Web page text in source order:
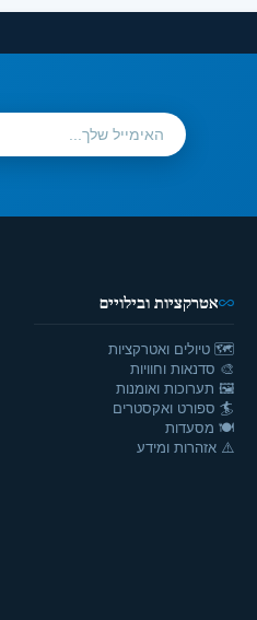
אטרקציות ובילויים
🗺️ טיולים ואטרקציות
🎨 סדנאות וחוויות
🖼️ תערוכות ואומנות
🏄 ספורט ואקסטרים
🍽️ מסעדות
⚠️ אזהרות ומידע